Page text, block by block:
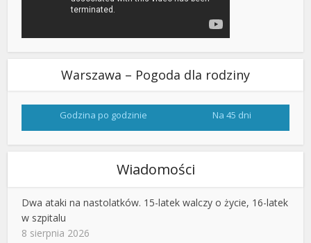
Warszawa – Pogoda dla rodziny
Godzina po godzinie Na 45 dni
Wiadomości
Dwa ataki na nastolatków. 15-latek walczy o życie, 16-latek
w szpitalu
8 sierpnia 2026